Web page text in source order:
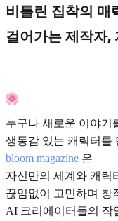
비틀린 집착의 매
걸어가는 제작자,
누구나 새로운 이야기
생동감 있는 캐릭터를
bloom magazine 은
자신만의 세계와 캐릭
끊임없이 고민하며 창
AI 크리에이터들의 작